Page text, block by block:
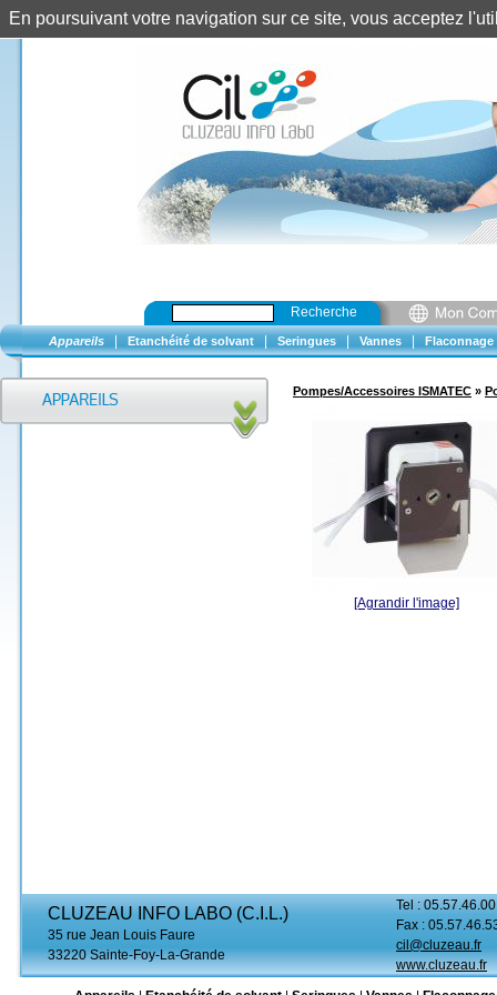
Recherche
Appareils Etanchéité de solvant Seringues Vannes Flaconnage
Pompes/Accessoires ISMATEC »
[Agrandir l'image]
CLUZEAU INFO LABO (C.I.L.)
35 rue Jean Louis Faure
33220 Sainte-Foy-La-Grande
Tel :
Fax :
cil@cluzeau.fr
www.cluzeau.fr
En poursuivant votre navigation sur ce site, vous acceptez